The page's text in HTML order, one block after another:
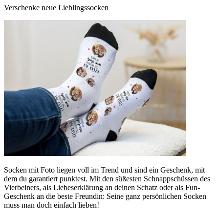
Verschenke neue Lieblingssocken
Socken mit Foto liegen voll im Trend und sind ein Geschenk, mit
dem du garantiert punktest. Mit den süßesten Schnappschüssen des
Vierbeiners, als Liebeserklärung an deinen Schatz oder als Fun-
Geschenk an die beste Freundin: Seine ganz persönlichen Socken
muss man doch einfach lieben!